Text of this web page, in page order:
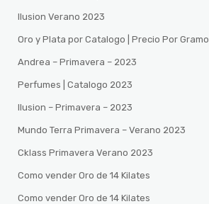
Ilusion Verano 2023
Oro y Plata por Catalogo | Precio Por Gramo
Andrea – Primavera – 2023
Perfumes | Catalogo 2023
Ilusion – Primavera – 2023
Mundo Terra Primavera – Verano 2023
Cklass Primavera Verano 2023
Como vender Oro de 14 Kilates
Como vender Oro de 14 Kilates